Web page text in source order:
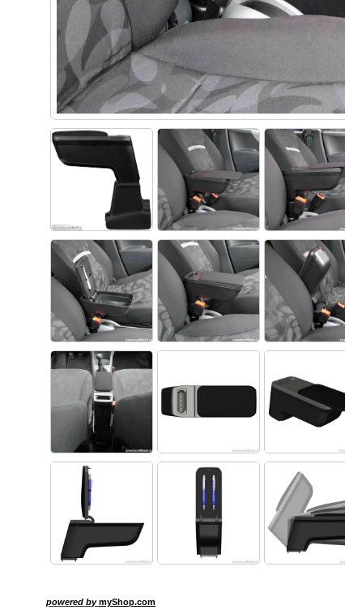
powered bymyShop.com